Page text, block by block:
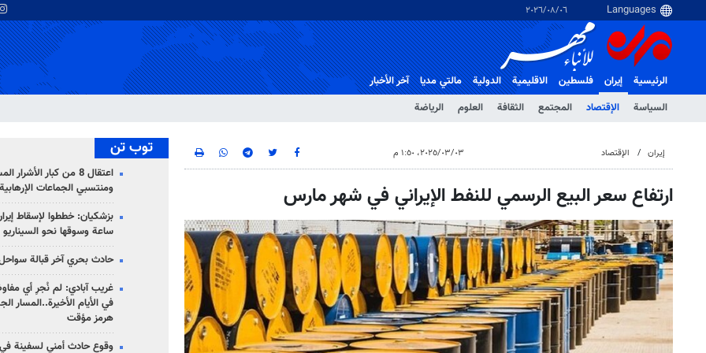
٠٦‏/٠٨‏/٢٠٢٦
الرئيسية
إيران
السياسة
الإقتصاد المجتمع الثقافة العلوم الرياضة
فلسطین الاقلیمیة الدولية مالتي مدیا آخر الأخبار
إيران الإقتصاد ٠٣‏/٠٣‏/٢٠٢٥، ١:٥٠ م
ارتفاع سعر البيع الرسمي للنفط الإيراني في شهر مارس
توب تن
اعتقال 8 من كبار
ومنتسبي الجماعات الإرهابية
ساعة وسوقها نحو
حادث بحري آخر قبالة
غريب آبادي: لم نُجرِ أي
في الأيام الأخيرة..المسار
هرمز مؤقت
وقوع حادث أمني لسفينة